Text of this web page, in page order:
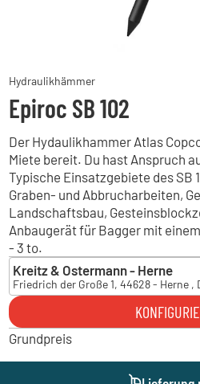
Hydraulikhämmer
Epiroc SB 102
Der Hydaulikhammer Atlas
Miete bereit. Du hast Anspruch
Typische Einsatzgebiete des SB
Graben- und Abbrucharbeiten,
Landschaftsbau,
Anbaugerät für Bagger mit
- 3 to.
Kreitz & Ostermann - Herne
Friedrich der Große 1, 44628 - Herne ,
Kreitz & Ostermann - Herne
Friedrich der Große 1, 44628 - Herne ,
Kreitz & Ostermann - Kempen
Kohrmann Baumaschinen -
Grundpreis